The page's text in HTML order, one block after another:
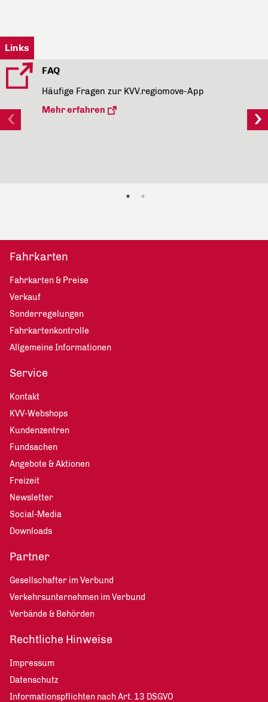
Links
FAQ
Häufige Fragen zur KVV.regiomove-App
Mehr erfahren
Fahrkarten
Fahrkarten & Preise
Verkauf
Sonderregelungen
Fahrkartenkontrolle
Allgemeine Informationen
Service
Kontakt
KVV-Webshops
Kundenzentren
Fundsachen
Angebote & Aktionen
Freizeit
Newsletter
Social-Media
Downloads
Partner
Gesellschafter im Verbund
Verkehrsunternehmen im Verbund
Verbände & Behörden
Rechtliche Hinweise
Impressum
Datenschutz
Informationspflichten nach Art. 13 DSGVO